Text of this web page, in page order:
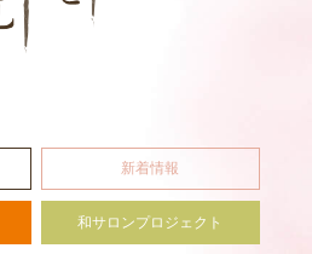
新着情報
和サロンプロジェクト